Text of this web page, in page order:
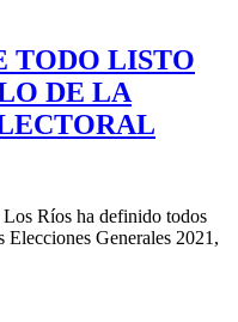
TODO LISTO
DE LA
Ríos ha definido todos
Elecciones Generales 2021,